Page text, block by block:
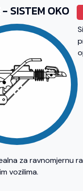
SISTEM OKO
za ravnomjernu
vozilima.